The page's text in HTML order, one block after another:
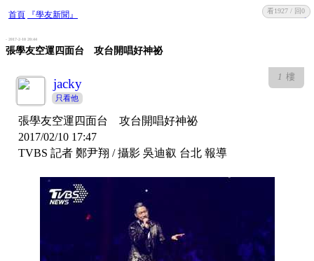
首頁 『學友新聞』 收藏 回復
- 2017-2-10 20:44
張學友空運四面台 攻台開唱好神祕
看1927 / 回0
1 樓
jacky
只看他
張學友空運四面台 攻台開唱好神祕
2017/02/10 17:47
TVBS 記者 鄭尹翔 / 攝影 吳迪叡 台北 報導